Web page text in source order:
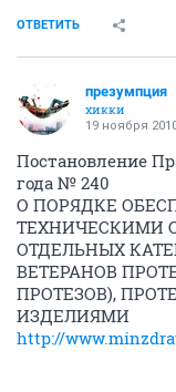
ОТВЕТИТЬ
презумпция
хикки
19 ноября
Постановление
года № 240
О ПОРЯДКЕ
ТЕХНИЧЕСКИМИ
ОТДЕЛЬНЫХ
ВЕТЕРАНОВ
ПРОТЕЗОВ),
ИЗДЕЛИЯМИ
http://